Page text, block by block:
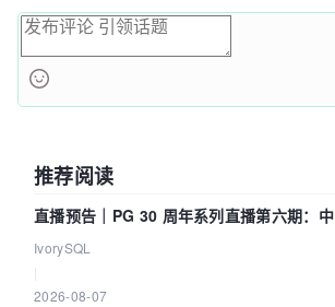
推荐阅读
直播预告｜PG 30 周年系列直播第六期：
核——我们改得动吗？我们贡献了什么？
IvorySQL
2026-08-07